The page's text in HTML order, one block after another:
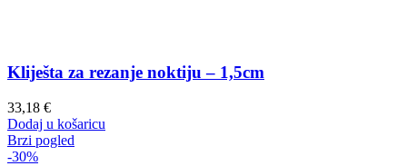
Kliješta za rezanje noktiju – 1,5cm
33,18 €
Dodaj u košaricu
Brzi pogled
-30%